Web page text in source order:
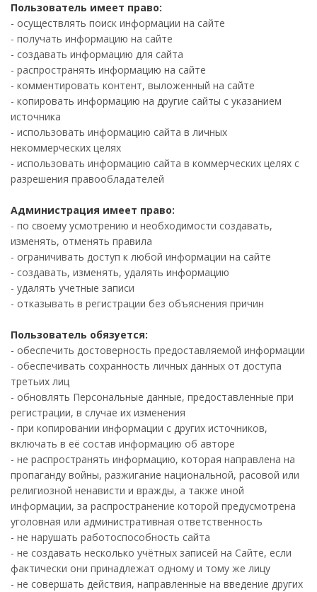
Пользователь имеет право:
- осуществлять поиск информации на сайте
- получать информацию на сайте
- создавать информацию для сайта
- распространять информацию на сайте
- комментировать контент, выложенный на сайте
- копировать информацию на другие сайты с указанием
источника
- использовать информацию сайта в личных
некоммерческих целях
- использовать информацию сайта в коммерческих целях с
разрешения правообладателей
Администрация имеет право:
- по своему усмотрению и необходимости создавать,
изменять, отменять правила
- ограничивать доступ к любой информации на сайте
- создавать, изменять, удалять информацию
- удалять учетные записи
- отказывать в регистрации без объяснения причин
Пользователь обязуется:
- обеспечить достоверность предоставляемой информации
- обеспечивать сохранность личных данных от доступа
третьих лиц
- обновлять Персональные данные, предоставленные при
регистрации, в случае их изменения
- при копировании информации с других источников,
включать в её состав информацию об авторе
- не распространять информацию, которая направлена на
пропаганду войны, разжигание национальной, расовой или
религиозной ненависти и вражды, а также иной
информации, за распространение которой предусмотрена
уголовная или административная ответственность
- не нарушать работоспособность сайта
- не создавать несколько учётных записей на Сайте, если
фактически они принадлежат одному и тому же лицу
- не совершать действия, направленные на введение других